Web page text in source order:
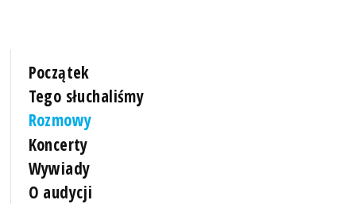
Początek
Tego słuchaliśmy
Rozmowy
Koncerty
Wywiady
O audycji